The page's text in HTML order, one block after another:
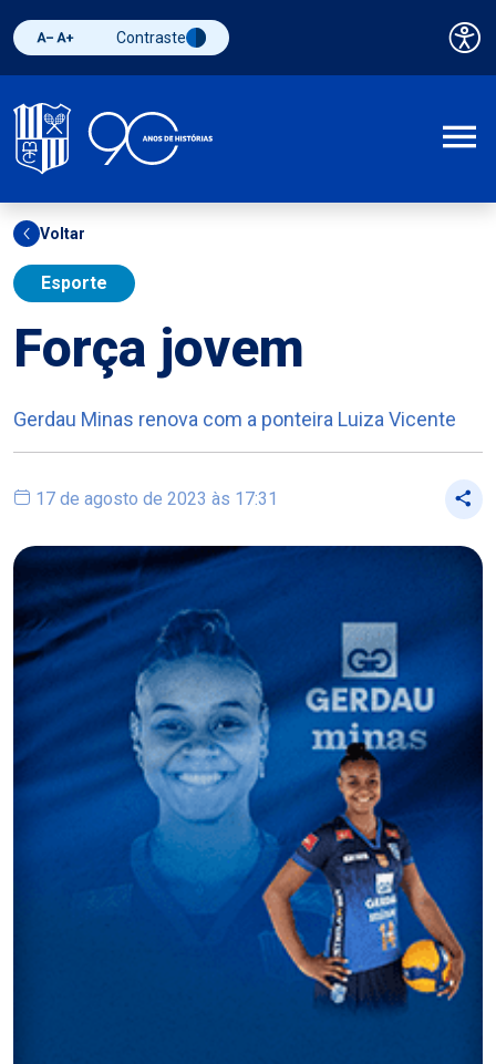
Diminuir fonte
Aumentar fonteAlternar contraste
Contraste
Voltar
Esporte
Força jovem
Gerdau Minas renova com a ponteira Luiza Vicente
17 de agosto de 2023 às 17:31